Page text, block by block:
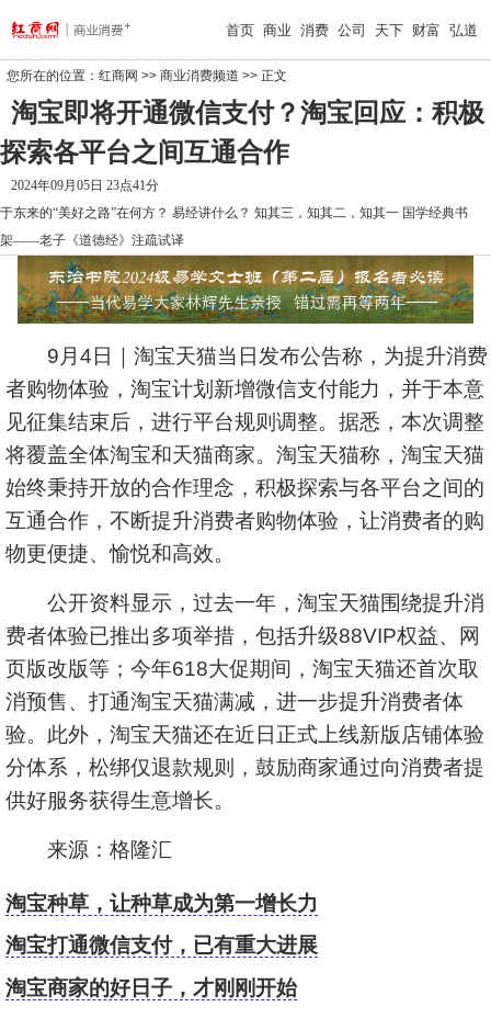
首页 商业 消费 公司 天下 财富 弘道
您所在的位置： 红商网 >> 商业消费频道 >> 正文
淘宝即将开通微信支付？淘宝回应：积极
探索各平台之间互通合作
2024年09月05日 23点41分
于东来的“美好之路”在何方？ 易经讲什么？ 知其三，知其二，知其一 国学经典书
架——老子《道德经》注疏试译
9月4日｜淘宝天猫当日发布公告称，为提升消费
者购物体验，淘宝计划新增微信支付能力，并于本意
见征集结束后，进行平台规则调整。据悉，本次调整
将覆盖全体淘宝和天猫商家。淘宝天猫称，淘宝天猫
始终秉持开放的合作理念，积极探索与各平台之间的
互通合作，不断提升消费者购物体验，让消费者的购
物更便捷、愉悦和高效。
公开资料显示，过去一年，淘宝天猫围绕提升消
费者体验已推出多项举措，包括升级88VIP权益、网
页版改版等；今年618大促期间，淘宝天猫还首次取
消预售、打通淘宝天猫满减，进一步提升消费者体
验。此外，淘宝天猫还在近日正式上线新版店铺体验
分体系，松绑仅退款规则，鼓励商家通过向消费者提
供好服务获得生意增长。
来源：格隆汇
淘宝种草，让种草成为第一增长力
淘宝打通微信支付，已有重大进展
淘宝商家的好日子，才刚刚开始